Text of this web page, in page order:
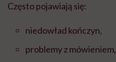
Często pojawiają się:
niedowład kończyn,
problemy z mówieniem,